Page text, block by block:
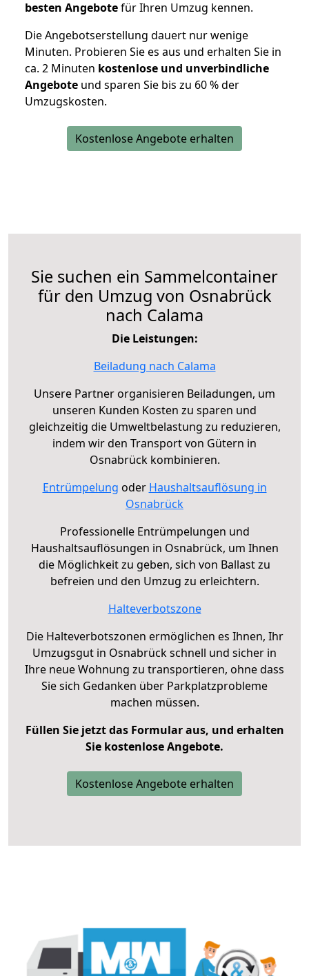
besten Angebotefür Ihren Umzug kennen.
Die Angebotserstellung dauert nur wenige
Minuten. Probieren Sie es aus und erhalten Sie in
ca. 2 Minuten kostenlose und unverbindliche
Angebote und sparen Sie bis zu 60 % der
Umzugskosten.
Kostenlose Angebote erhalten
Sie suchen ein Sammelcontainer
für den Umzug von Osnabrück
nach Calama
Die Leistungen:
Beiladung nach Calama
Unsere Partner organisieren Beiladungen, um
unseren Kunden Kosten zu sparen und
gleichzeitig die Umweltbelastung zu reduzieren,
indem wir den Transport von Gütern in
Osnabrück kombinieren.
Entrümpelung oder Haushaltsauflösung in
Osnabrück
Professionelle Entrümpelungen und
Haushaltsauflösungen in Osnabrück, um Ihnen
die Möglichkeit zu geben, sich von Ballast zu
befreien und den Umzug zu erleichtern.
Halteverbotszone
Die Halteverbotszonen ermöglichen es Ihnen, Ihr
Umzugsgut in Osnabrück schnell und sicher in
Ihre neue Wohnung zu transportieren, ohne dass
Sie sich Gedanken über Parkplatzprobleme
machen müssen.
Füllen Sie jetzt das Formular aus, und erhalten
Sie kostenlose Angebote.
Kostenlose Angebote erhalten